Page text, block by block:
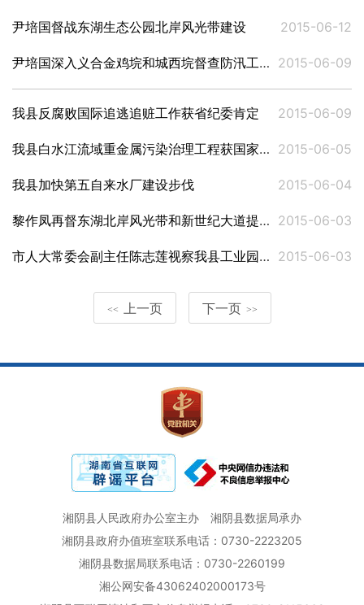
尹培国督战东湖生态公园北岸风光带建设 2015-06-12
尹培国深入义合金鸡垸和城西垸督查防汛工作 2015-06-09
我县反腐败国际追逃追赃工作获省纪委肯定 2015-06-09
我县白水江流域重金属污染治理工程获国家发改委肯定 2015-06-05
我县加快第五自来水厂建设步伐 2015-06-04
黎作凤再督东湖北岸风光带和新世纪大道提质改造建设 2015-06-03
市人大常委会副主任陈志莲视察我县工业园区 2015-06-03
<< 上一页 下一页 >>
湘阴县人民政府办公室主办
湘阴县数据局承办
湘阴县政府办值班室联系电话：0730-2223205
湘阴县数据局联系电话：0730-2260199
湘公网安备43062402000173号